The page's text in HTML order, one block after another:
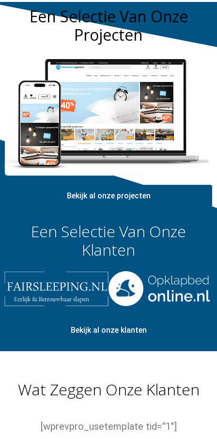
Een Selectie Van Onze
Projecten
Bekijk al onze projecten
Een Selectie Van Onze
Klanten
Bekijk al onze klanten
Wat Zeggen Onze Klanten
[wprevpro_usetemplate tid=”1″]